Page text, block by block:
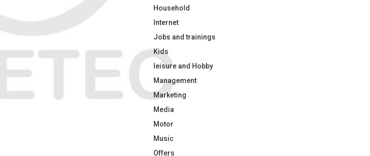
Household
Internet
Jobs and trainings
Kids
leisure and Hobby
Management
Marketing
Media
Motor
Music
Offers